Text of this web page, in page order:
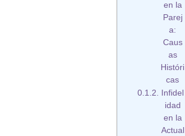
en la
Parej
a:
Caus
as
Históri
cas
Infidel
idad
en la
Actual